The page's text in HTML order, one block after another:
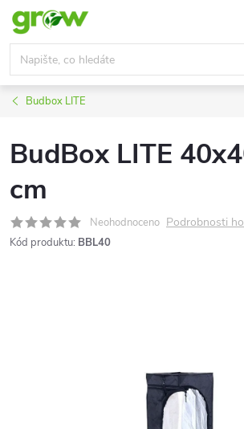
Přejít
obsah
Budbox LITE
BudBox LITE
cm
Neohodnoceno Podrobnosti
Kód produktu: BBL40